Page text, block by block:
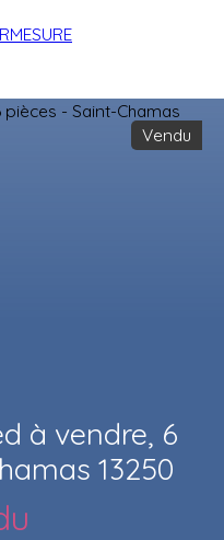
Vendu
à vendre, 6
13250